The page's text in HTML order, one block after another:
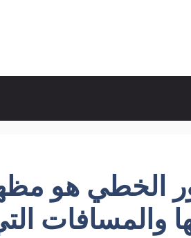
الخطي هو
والمسافات